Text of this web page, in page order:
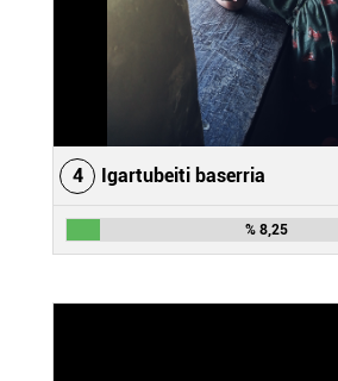
4 Igartubeiti baserria
% 8,25